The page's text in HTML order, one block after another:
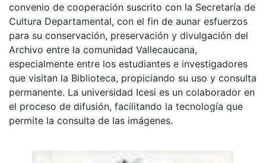
convenio de cooperación suscrito con la Secretaría de
Cultura Departamental, con el fin de aunar esfuerzos
para su conservación, preservación y divulgación del
Archivo entre la comunidad Vallecaucana,
especialmente entre los estudiantes e investigadores
que visitan la Biblioteca, propiciando su uso y consulta
permanente. La universidad Icesi es un colaborador en
el proceso de difusión, facilitando la tecnología que
permite la consulta de las imágenes.